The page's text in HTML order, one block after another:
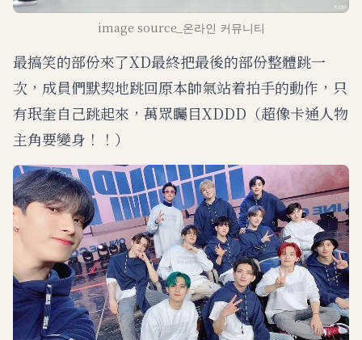
image source_온라인 커뮤니티
最搞笑的部份來了XD最終把最後的部份整體跳一
次，成員們默契地跳回原本帥氣站着拍手的動作，只
有珉奎自己跳起來，萬眾矚目XDDD（超像卡通人物
主角要變身！！）